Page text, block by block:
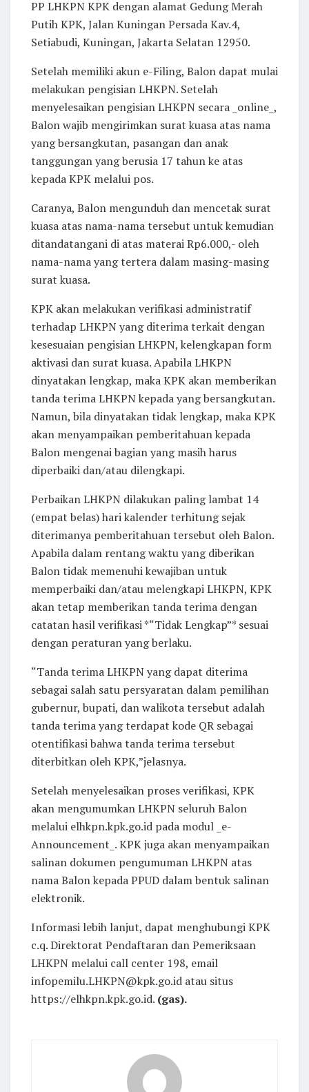
PP LHKPN KPK dengan alamat Gedung Merah
Putih KPK, Jalan Kuningan Persada Kav.4,
Setiabudi, Kuningan, Jakarta Selatan 12950.
Setelah memiliki akun e-Filing, Balon dapat mulai
melakukan pengisian LHKPN. Setelah
menyelesaikan pengisian LHKPN secara _online_,
Balon wajib mengirimkan surat kuasa atas nama
yang bersangkutan, pasangan dan anak
tanggungan yang berusia 17 tahun ke atas
kepada KPK melalui pos.
Caranya, Balon mengunduh dan mencetak surat
kuasa atas nama-nama tersebut untuk kemudian
ditandatangani di atas materai Rp6.000,- oleh
nama-nama yang tertera dalam masing-masing
surat kuasa.
KPK akan melakukan verifikasi administratif
terhadap LHKPN yang diterima terkait dengan
kesesuaian pengisian LHKPN, kelengkapan form
aktivasi dan surat kuasa. Apabila LHKPN
dinyatakan lengkap, maka KPK akan memberikan
tanda terima LHKPN kepada yang bersangkutan.
Namun, bila dinyatakan tidak lengkap, maka KPK
akan menyampaikan pemberitahuan kepada
Balon mengenai bagian yang masih harus
diperbaiki dan/atau dilengkapi.
Perbaikan LHKPN dilakukan paling lambat 14
(empat belas) hari kalender terhitung sejak
diterimanya pemberitahuan tersebut oleh Balon.
Apabila dalam rentang waktu yang diberikan
Balon tidak memenuhi kewajiban untuk
memperbaiki dan/atau melengkapi LHKPN, KPK
akan tetap memberikan tanda terima dengan
catatan hasil verifikasi *“Tidak Lengkap”* sesuai
dengan peraturan yang berlaku.
“Tanda terima LHKPN yang dapat diterima
sebagai salah satu persyaratan dalam pemilihan
gubernur, bupati, dan walikota tersebut adalah
tanda terima yang terdapat kode QR sebagai
otentifikasi bahwa tanda terima tersebut
diterbitkan oleh KPK,”jelasnya.
Setelah menyelesaikan proses verifikasi, KPK
akan mengumumkan LHKPN seluruh Balon
melalui elhkpn.kpk.go.id pada modul _e-
Announcement_. KPK juga akan menyampaikan
salinan dokumen pengumuman LHKPN atas
nama Balon kepada PPUD dalam bentuk salinan
elektronik.
Informasi lebih lanjut, dapat menghubungi KPK
c.q. Direktorat Pendaftaran dan Pemeriksaan
LHKPN melalui call center 198, email
infopemilu.LHKPN@kpk.go.id atau situs
https://elhkpn.kpk.go.id. (gas).